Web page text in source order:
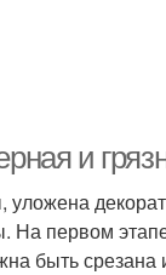
и
На первом
быть